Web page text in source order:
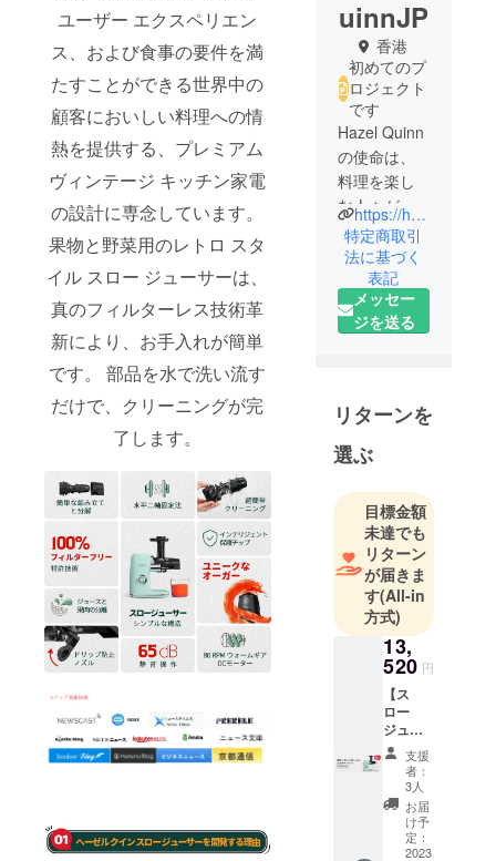
ユーザー エクスペリエン
ス、および食事の要件を満
たすことができる世界中の
顧客においしい料理への情
熱を提供する、プレミアム
ヴィンテージ キッチン家電
の設計に専念しています。
果物と野菜用のレトロ スタ
イル スロー ジューサーは、
真のフィルターレス技術革
新により、お手入れが簡単
です。 部品を水で洗い流す
だけで、クリーニングが完
了します。
uinnJP
香港
初めてのプ
ロジェクト
です
Hazel Quinn
の使命は、
料理を楽し
む人々が
キッチンや
その他の場
所で最高の
生活を送れ
るようにす
の理想を実
現するため
に、私たち
術と革新に
懸命に取り
組み、モダ
ンなパ
フォーマン
スとヴィン
テージの雰
囲気を完璧
に組み合わ
せた高品質
のキッチン
家電を導入
し、顧客が
家と呼ぶ場
所に活気を
https://hazelquinn.com/
特定商取引
法に基づく
表記
メッセー
ジを送る
リターンを
選ぶ
目標金額
未達でも
リターン
が届きま
す(All-in
方式)
13,
520 円
【ス
ロー
ジュー
サー
セット
×1】 一
般予定
販売価
格：
20,800
支援
者：
3人
お届
け予
定：
2023